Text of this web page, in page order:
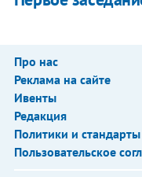
Про нас
Реклама на сайте
Ивенты
Редакция
Политики и стандарты
Пользовательское